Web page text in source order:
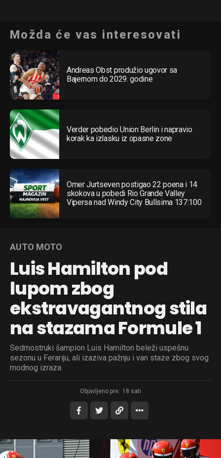
Možda će vas interesovati
Andreas Obst produžio ugovor sa
Bajernom do 2029. godine
Verder pobedio Union Berlin i napravio
korak ka izlasku iz opasne zone
Omer Jurtseven postigao 22 poena i 14
skokova u pobedi Rio Grande Valley
Vipersa nad Windy City Bullsima 137:100
AUTO MOTO
Luis Hamilton pod
lupom zbog
ekstravagantnog stila
na stazama Formule 1
Sedmostruki šampion Luis Hamilton beleži uspešnu
sezonu u Ferariju, ali izaziva pažnju i van staze zbog svog
modnog izraza.
Objavljeno pre: 18 sati